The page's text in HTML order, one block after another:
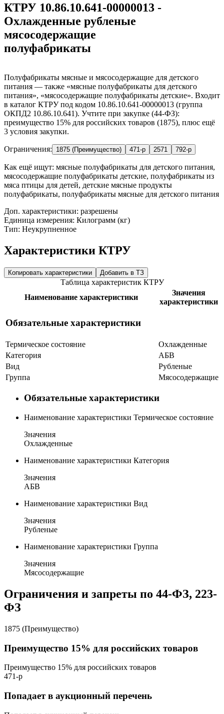
КТРУ 10.86.10.641-00000013 -
Охлажденные рубленые
мясосодержащие
полуфабрикаты
Полуфабрикаты мясные и мясосодержащие для детского
питания — также «мясные полуфабрикаты для детского
питания», «мясосодержащие полуфабрикаты детские». Входит
в каталог КТРУ под кодом 10.86.10.641-00000013 (группа
ОКПД2 10.86.10.641). Учтите при закупке (44-ФЗ):
преимущество 15% для российских товаров (1875), плюс ещё
3 условия закупки.
Ограничения: 1875 (Преимущество) 471-р 2571 792-р
Как ещё ищут: мясные полуфабрикаты для детского питания,
мясосодержащие полуфабрикаты детские, полуфабрикаты из
мяса птицы для детей, детские мясные продукты
полуфабрикаты, полуфабрикаты мясные для детского питания
Доп. характеристики: разрешены
Единица измерения: Килограмм (кг)
Тип: Неукрупненное
Характеристики КТРУ
Копировать характеристики Добавить в ТЗ
Таблица характеристик КТРУ
Наименование характеристики
Значения
характеристики
Обязательные характеристики
Термическое состояние
Охлажденные
Категория
АБВ
Вид
Рубленые
Группа
Мясосодержащие
Обязательные характеристики
Наименование характеристики Термическое состояние
Значения
Охлажденные
Наименование характеристики Категория
Значения
АБВ
Наименование характеристики Вид
Значения
Рубленые
Наименование характеристики Группа
Значения
Мясосодержащие
Ограничения и запреты по 44-ФЗ, 223-
ФЗ
1875 (Преимущество)
Преимущество 15% для российских товаров
Преимущество 15% для российских товаров
471-р
Попадает в аукционный перечень